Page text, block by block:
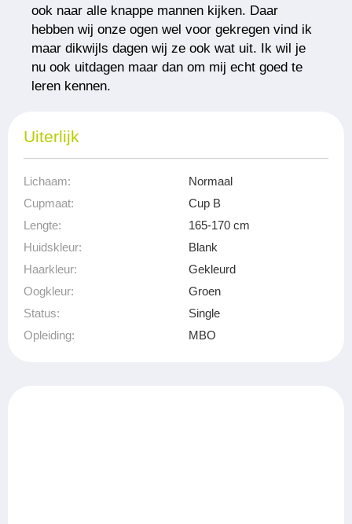
ook naar alle knappe mannen kijken. Daar
hebben wij onze ogen wel voor gekregen vind ik
maar dikwijls dagen wij ze ook wat uit. Ik wil je
nu ook uitdagen maar dan om mij echt goed te
leren kennen.
Uiterlijk
Lichaam:
Normaal
Cupmaat:
Cup B
Lengte:
165-170 cm
Huidskleur:
Blank
Haarkleur:
Gekleurd
Oogkleur:
Groen
Status:
Single
Opleiding:
MBO